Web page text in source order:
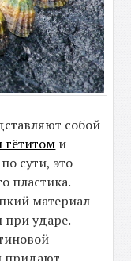
собой
и
сути, это
пластика.
материал
при ударе.